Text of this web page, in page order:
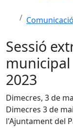
Comunicació
Sessió
2023
Dimecres, 3 de
Dimecres 3 de
l'Ajuntament del